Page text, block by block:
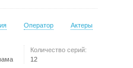
Оператор Актеры
Количество серий:
12